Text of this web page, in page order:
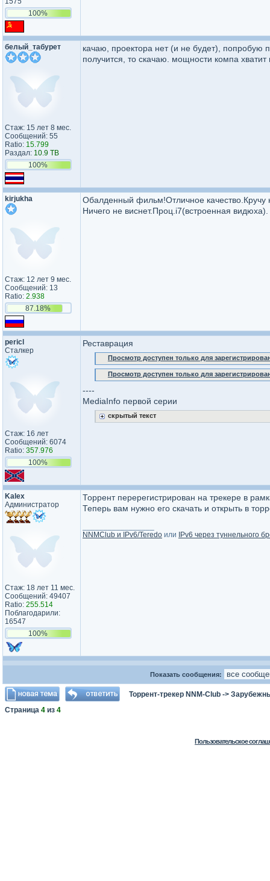
100%
белый_табурет
Стаж: 15 лет 8 мес.
Сообщений: 55
Ratio: 15.799
Раздал: 10.9 TB
100%
качаю, проектора нет (и не будет), попробую
получится, то скачаю. мощности компа
kirjukha
Стаж: 12 лет 9 мес.
Сообщений: 13
Ratio: 2.938
87.18%
Обалденный фильм!Отличное
Ничего не виснет.Проц.i7(встроенная видюха).
pericl
Сталкер
Стаж: 16 лет
Сообщений: 6074
Ratio: 357.976
100%
Реставрация
Просмотр доступен только для
Просмотр доступен только для
----
MediaInfo первой серии
скрытый текст
Kalex
Администратор
Стаж: 18 лет 11 мес.
Сообщений: 49407
Ratio: 255.514
Поблагодарили:
16547
100%
Торрент перерегистрирован на трекере в
Теперь вам нужно его скачать и открыть в
NNMClub и IPv6/Teredo или IPv6 через туннельного
Показать сообщения:
Торрент-трекер NNM-Club ->
Страница 4 из 4
Пользовательское